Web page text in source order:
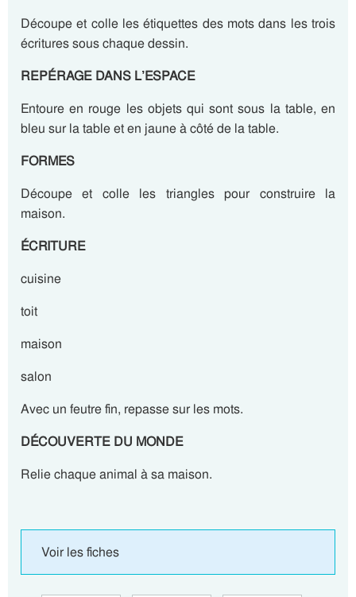
Découpe et colle les étiquettes des mots dans les trois
écritures sous chaque dessin.
REPÉRAGE DANS L’ESPACE
Entoure en rouge les objets qui sont sous la table, en
bleu sur la table et en jaune à côté de la table.
FORMES
Découpe et colle les triangles pour construire la
maison.
ÉCRITURE
cuisine
toit
maison
salon
Avec un feutre fin, repasse sur les mots.
DÉCOUVERTE DU MONDE
Relie chaque animal à sa maison.
Voir les fiches